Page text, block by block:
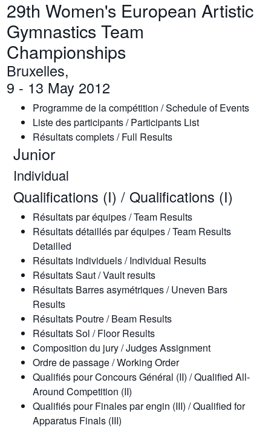
29th Women's European Artistic
Gymnastics Team
Championships
Bruxelles,
9 - 13 May 2012
Programme de la compétition / Schedule of Events
Liste des participants / Participants List
Résultats complets / Full Results
Junior
Individual
Qualifications (I) / Qualifications (I)
Résultats par équipes / Team Results
Résultats détaillés par équipes / Team Results
Detailled
Résultats individuels / Individual Results
Résultats Saut / Vault results
Résultats Barres asymétriques / Uneven Bars
Results
Résultats Poutre / Beam Results
Résultats Sol / Floor Results
Composition du jury / Judges Assignment
Ordre de passage / Working Order
Qualifiés pour Concours Général (II) / Qualified All-
Around Competition (II)
Qualifiés pour Finales par engin (III) / Qualified for
Apparatus Finals (III)